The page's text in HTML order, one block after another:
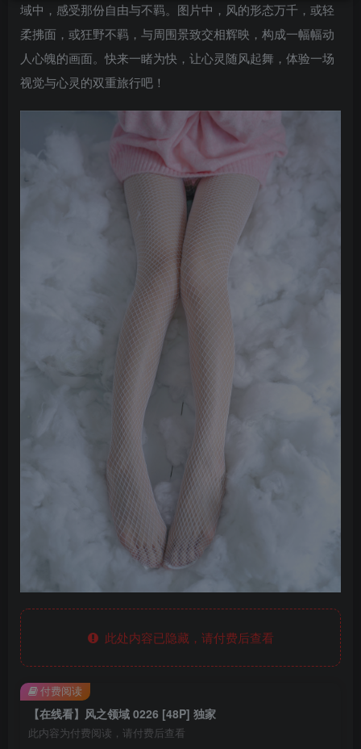
域中，感受那份自由与不羁。图片中，风的形态万千，或轻
柔拂面，或狂野不羁，与周围景致交相辉映，构成一幅幅动
人心魄的画面。快来一睹为快，让心灵随风起舞，体验一场
视觉与心灵的双重旅行吧！
此处内容已隐藏，请付费后查看
【在线看】风之领域 0226 [48P] 独家
此内容为付费阅读，请付费后查看
付费阅读